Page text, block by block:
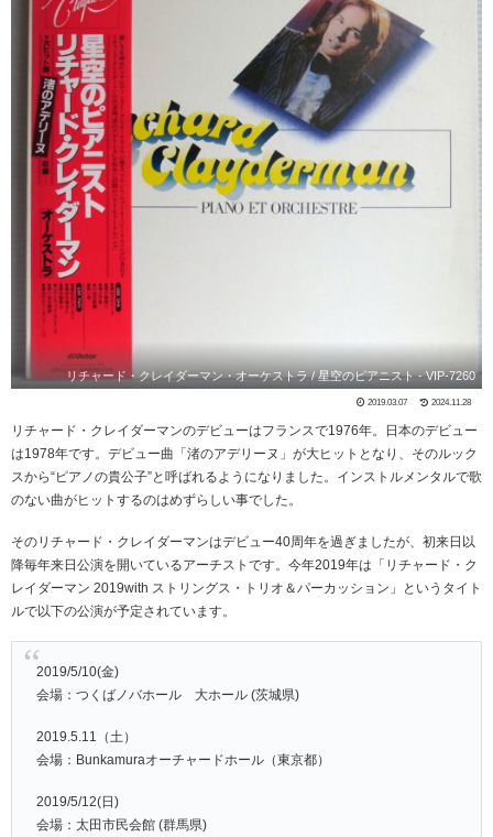
リチャード・クレイダーマン・オーケストラ / 星空のピアニスト - VIP-7260
2019.03.07 2024.11.28
リチャード・クレイダーマンのデビューはフランスで1976年。日本のデビュー
は1978年です。デビュー曲「渚のアデリーヌ」が大ヒットとなり、そのルック
スから“ピアノの貴公子”と呼ばれるようになりました。インストルメンタルで歌
のない曲がヒットするのはめずらしい事でした。
そのリチャード・クレイダーマンはデビュー40周年を過ぎましたが、初来日以
降毎年来日公演を開いているアーチストです。今年2019年は「リチャード・ク
レイダーマン 2019with ストリングス・トリオ＆パーカッション」というタイト
ルで以下の公演が予定されています。
2019/5/10(金)
会場：つくばノバホール 大ホール (茨城県)
2019.5.11（土）
会場：Bunkamuraオーチャードホール（東京都）
2019/5/12(日)
会場：太田市民会館 (群馬県)